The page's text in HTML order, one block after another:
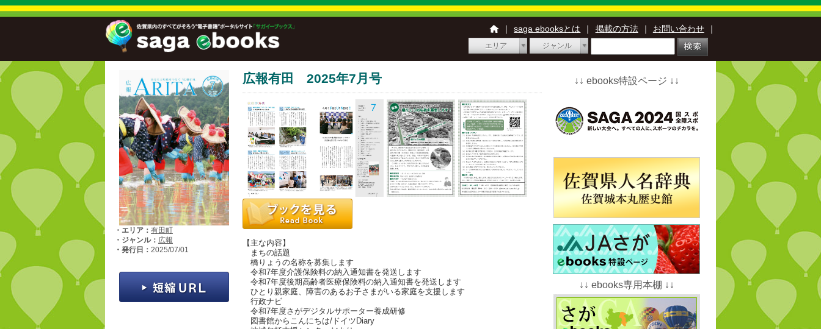
｜ saga ebooksとは ｜ 掲載の方法 ｜ お問い合わせ ｜
エリア ジャンル
・エリア： 有田町
・ジャンル： 広報
・発行日： 2025/07/01
広報有田 2025年7月号
【主な内容】
まちの話題
橋りょうの名称を募集します
令和7年度介護保険料の納入通知書を発送します
令和7年度後期高齢者医療保険料の納入通知書を発送します
ひとり親家庭、障害のあるお子さまがいる家庭を支援します
行政ナビ
令和7年度さがデジタルサポーター養成研修
図書館からこんにちは/ドイツDiary
↓↓ ebooks特設ページ ↓↓
↓↓ ebooks専用本棚 ↓↓